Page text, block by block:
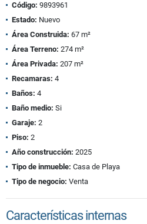
Código: 9893961
Estado: Nuevo
Área Construida: 67 m²
Área Terreno: 274 m²
Área Privada: 207 m²
Recamaras: 4
Baños: 4
Baño medio: Si
Garaje: 2
Piso: 2
Año construcción: 2025
Tipo de inmueble: Casa de Playa
Tipo de negocio: Venta
Características internas